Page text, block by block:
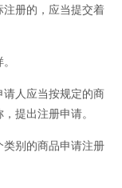
册的，应当提交着
人应当按规定的商
提出注册申请。
别的商品申请注册